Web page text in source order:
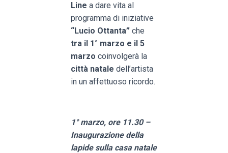
Line a dare vita al
programma di iniziative
“Lucio Ottanta” che
tra il 1° marzo e il 5
marzo coinvolgerà la
città natale dell’artista
in un affettuoso ricordo.
1° marzo, ore 11.30 –
Inaugurazione della
lapide sulla casa natale